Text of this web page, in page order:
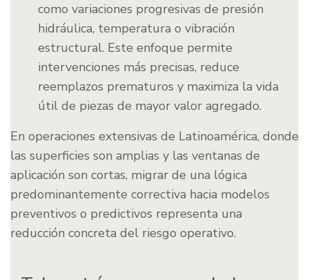
como variaciones progresivas de presión
hidráulica, temperatura o vibración
estructural. Este enfoque permite
intervenciones más precisas, reduce
reemplazos prematuros y maximiza la vida
útil de piezas de mayor valor agregado.
En operaciones extensivas de Latinoamérica, donde
las superficies son amplias y las ventanas de
aplicación son cortas, migrar de una lógica
predominantemente correctiva hacia modelos
preventivos o predictivos representa una
reducción concreta del riesgo operativo.